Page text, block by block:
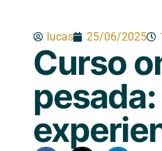
lucas 25/06/2025
Curso